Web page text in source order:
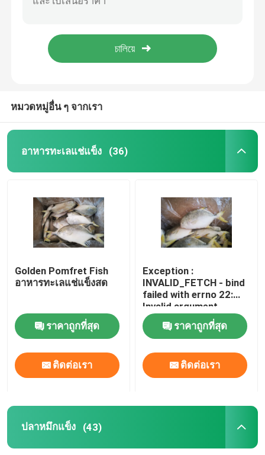
ปลาแมคเคอเรลแช่แข็ง
ปลาทูน่า Skipjack แช่แข็ง
ปลาทูน่าครีบเหลืองแช่แข็ง
เหยื่อตกปลาแช่แข็ง
Marlin แช่แข็ง
หมวดหมู่อื่น ๆ จากเรา
อาหารทะเลแช่แข็ง (36)
Golden Pomfret Fish
อาหารทะเลแช่แข็งสด
ราคาถูกที่สุด
ติดต่อเรา
Exception :
INVALID_FETCH - bind
failed with errno 22:
Invalid argument
ip=150.238.30.49
ราคาถูกที่สุด
ติดต่อเรา
ปลาหมึกแข็ง (43)